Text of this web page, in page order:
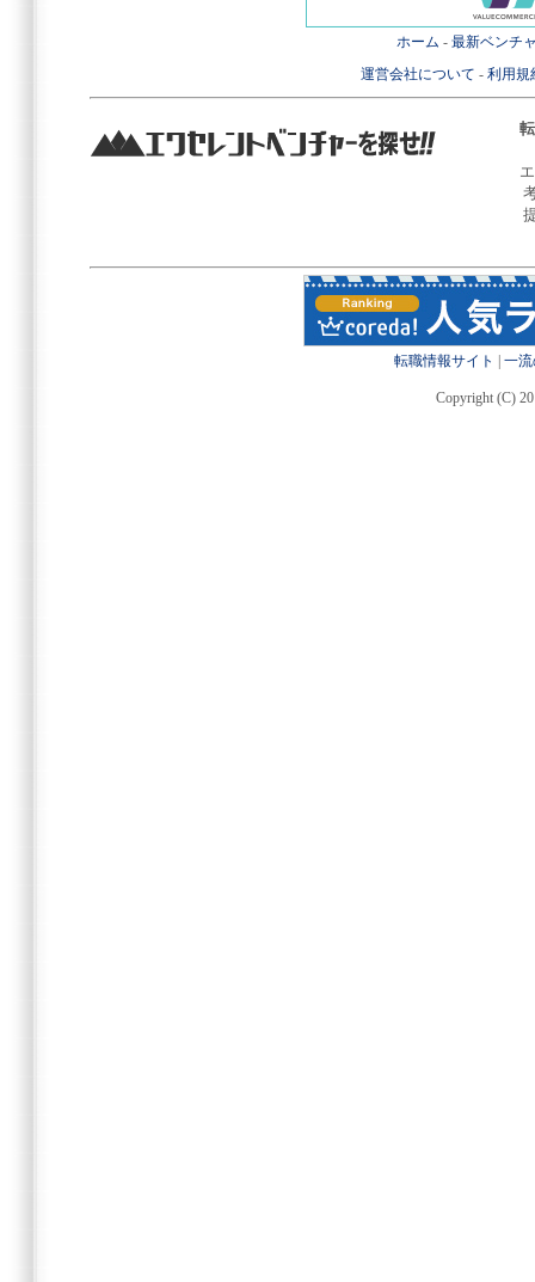
ホーム - 最新ベンチ
運営会社について - 利用規
転職情報サイト 一
Copyright (C)